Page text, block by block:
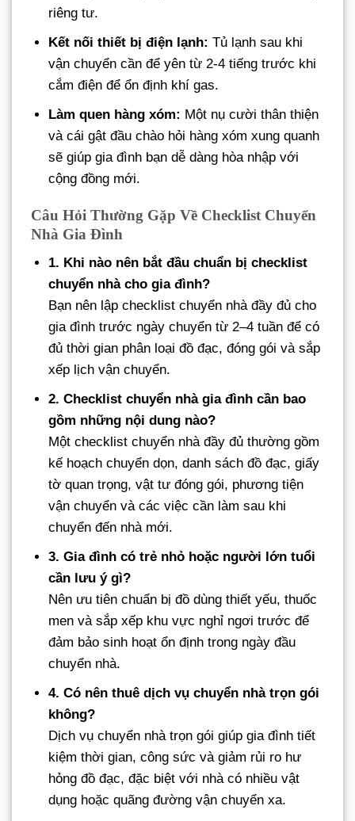
riêng tư.
Kết nối thiết bị điện lạnh: Tủ lạnh sau khi
vận chuyển cần để yên từ 2-4 tiếng trước khi
cắm điện để ổn định khí gas.
Làm quen hàng xóm: Một nụ cười thân thiện
và cái gật đầu chào hỏi hàng xóm xung quanh
sẽ giúp gia đình bạn dễ dàng hòa nhập với
cộng đồng mới.
Câu Hỏi Thường Gặp Về Checklist Chuyển
Nhà Gia Đình
1. Khi nào nên bắt đầu chuẩn bị checklist
chuyển nhà cho gia đình?
Bạn nên lập checklist chuyển nhà đầy đủ cho
gia đình trước ngày chuyển từ 2–4 tuần để có
đủ thời gian phân loại đồ đạc, đóng gói và sắp
xếp lịch vận chuyển.
2. Checklist chuyển nhà gia đình cần bao
gồm những nội dung nào?
Một checklist chuyển nhà đầy đủ thường gồm
kế hoạch chuyển dọn, danh sách đồ đạc, giấy
tờ quan trọng, vật tư đóng gói, phương tiện
vận chuyển và các việc cần làm sau khi
chuyển đến nhà mới.
3. Gia đình có trẻ nhỏ hoặc người lớn tuổi
cần lưu ý gì?
Nên ưu tiên chuẩn bị đồ dùng thiết yếu, thuốc
men và sắp xếp khu vực nghỉ ngơi trước để
đảm bảo sinh hoạt ổn định trong ngày đầu
chuyển nhà.
4. Có nên thuê dịch vụ chuyển nhà trọn gói
không?
Dịch vụ chuyển nhà trọn gói giúp gia đình tiết
kiệm thời gian, công sức và giảm rủi ro hư
hỏng đồ đạc, đặc biệt với nhà có nhiều vật
dụng hoặc quãng đường vận chuyển xa.